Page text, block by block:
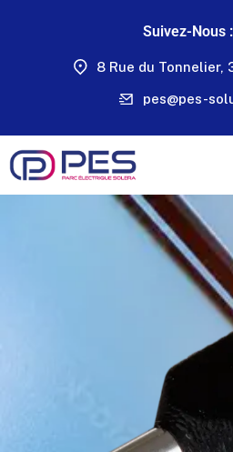
Suivez-Nous :
8 Rue du Tonnelier,
pes@pes-